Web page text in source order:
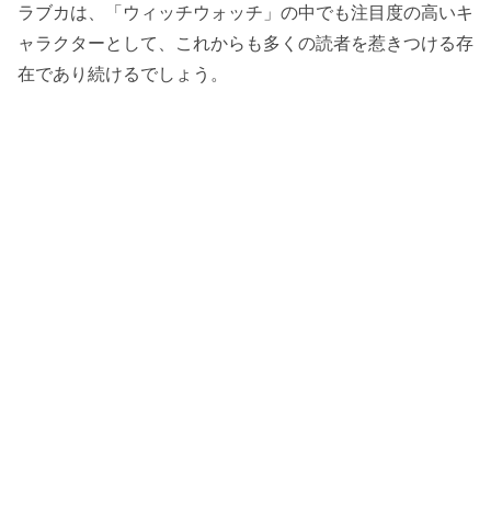
ラブカは、「ウィッチウォッチ」の中でも注目度の高いキ
ャラクターとして、これからも多くの読者を惹きつける存
在であり続けるでしょう。